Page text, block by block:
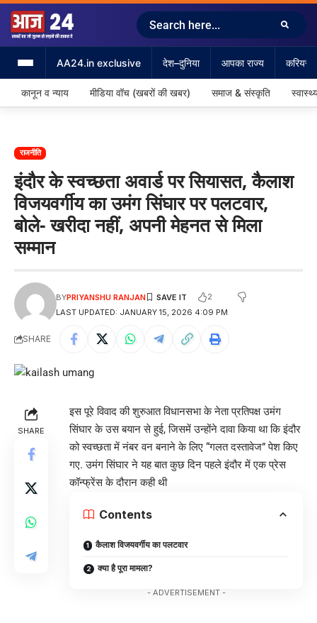
AA24.in exclusive देश–दुनिया आपका राज्य करियर
कानून व न्याय मीडिया वॉच (खबरों की खबर) समाज & संस्कृति
राजनीति
इंदौर के स्वच्छता अवार्ड पर सियासत, कैलाश
विजयवर्गीय का उमंग सिंघार पर पलटवार,
बोले- खरीदा नहीं, अपनी मेहनत से मिला
सम्मान
LAST UPDATED: JANUARY 15, 2026 4:09 PM
BYPRIYANSHU RANJAN 2
SHARE
SHARE
इस पूरे विवाद की शुरुआत विधानसभा के नेता प्रतिपक्ष उमंग
सिंघार के उस बयान से हुई, जिसमें उन्होंने दावा किया था कि इंदौर
को स्वच्छता में नंबर वन बनाने के लिए “गलत दस्तावेज” पेश किए
गए. उमंग सिंघार ने यह बात कुछ दिन पहले इंदौर में एक प्रेस
कॉन्फ्रेंस के दौरान कही थी
Contents
कैलाश विजयवर्गीय का पलटवार
क्या है पूरा मामला?
- ADVERTISEMENT -